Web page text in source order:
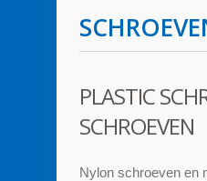
PLASTIC
SCHROEVEN
Nylon schroeven en